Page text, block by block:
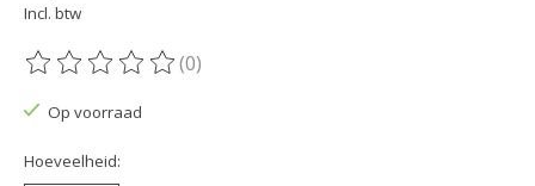
Incl. btw
De beoordeling van dit product is
(0)
Op voorraad
Hoeveelheid: